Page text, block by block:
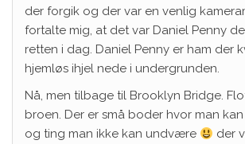
der forgik og der var en venlig
fortalte mig, at det var Daniel Penny
retten i dag. Daniel Penny er ham der
hjemløs ihjel nede i undergrunden.
Nå, men tilbage til Brooklyn Bridge.
broen. Der er små boder hvor man
og ting man ikke kan undvære
der